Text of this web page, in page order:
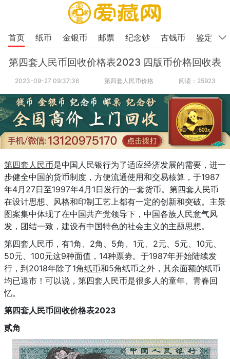
首页 纸币 金银币 邮票 纪念钞 古钱币 鉴定
第四套人民币回收价格表2023 四版币价格回收表
2023-09-27 09:37:36 第四套人民币价格 阅读：25923
第四套人民币是中国人民银行为了适应经济发展的需要，进一
步健全中国的货币制度，方便流通使用和交易核算，于1987
年4月27日至1997年4月1日发行的一套货币。第四套人民币
在设计思想、风格和印制工艺上都有一定的创新和突破。主景
图案集中体现了在中国共产党领导下，中国各族人民意气风
发，团结一致，建设有中国特色的社会主义的主题思想。
第四套人民币，有1角、2角、5角、1元、2元、5元、10元、
50元、100元这9种面值，14种票劵。于1987年开始陆续发
行，到2018年除了1角纸币和5角纸币之外，其余面额的纸币
均已退市！可以说，第四套人民币是很多人的童年、青春回
忆。
第四套人民币回收价格表2023
贰角